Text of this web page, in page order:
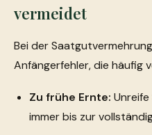
vermeidet
Bei der
Anfängerfehler, die häufig
Zu frühe Ernte:
immer bis zur